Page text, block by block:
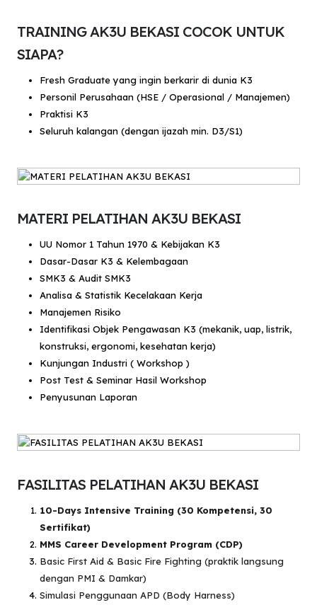
TRAINING AK3U BEKASI COCOK UNTUK
SIAPA?
Fresh Graduate yang ingin berkarir di dunia K3
Personil Perusahaan (HSE / Operasional / Manajemen)
Praktisi K3
Seluruh kalangan (dengan ijazah min. D3/S1)
MATERI PELATIHAN AK3U BEKASI
UU Nomor 1 Tahun 1970 & Kebijakan K3
Dasar-Dasar K3 & Kelembagaan
SMK3 & Audit SMK3
Analisa & Statistik Kecelakaan Kerja
Manajemen Risiko
Identifikasi Objek Pengawasan K3 (mekanik, uap, listrik,
konstruksi, ergonomi, kesehatan kerja)
Kunjungan Industri ( Workshop )
Post Test & Seminar Hasil Workshop
Penyusunan Laporan
FASILITAS PELATIHAN AK3U BEKASI
10-Days Intensive Training (30 Kompetensi, 30
Sertifikat)
MMS Career Development Program (CDP)
Basic First Aid & Basic Fire Fighting (praktik langsung
dengan PMI & Damkar)
Simulasi Penggunaan APD (Body Harness)